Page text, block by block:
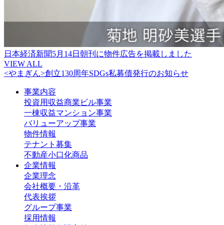
日本経済新聞5月14日朝刊に物件広告を掲載しました
VIEW ALL
<やまぎん>創立130周年SDGs私募債発行のお知らせ
事業内容
投資用収益商業ビル事業
一棟収益マンション事業
バリューアップ事業
物件情報
テナント募集
不動産小口化商品
企業情報
企業理念
会社概要・沿革
代表挨拶
グループ事業
採用情報